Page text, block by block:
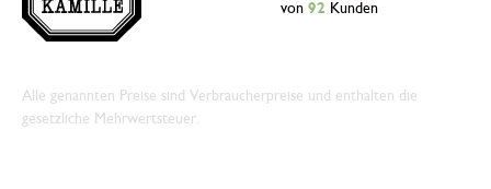
von 92 Kunden
Alle genannten Preise sind Verbraucherpreise und enthalten die
gesetzliche Mehrwertsteuer.